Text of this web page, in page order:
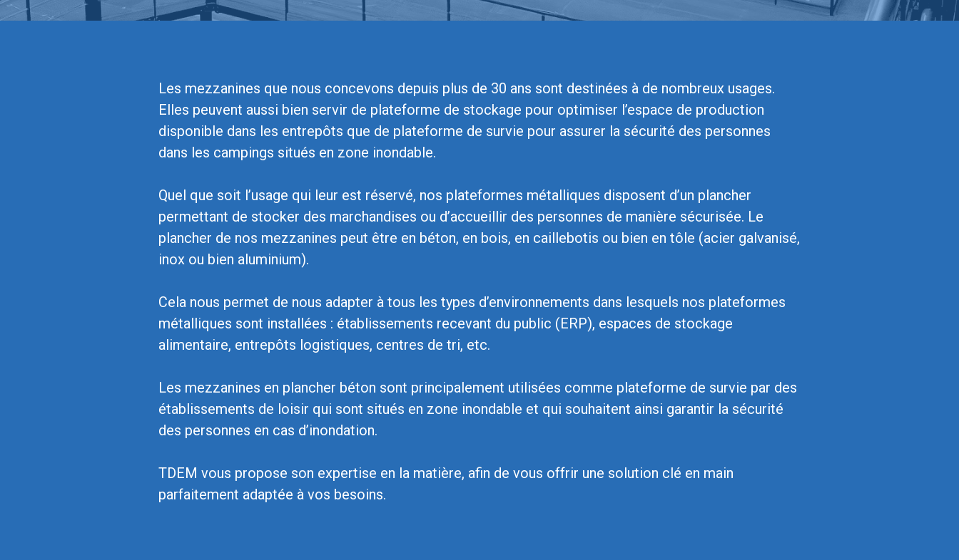
Les mezzanines que nous concevons depuis plus de 30 ans sont destinées à de nombreux usages.
Elles peuvent aussi bien servir de plateforme de stockage pour optimiser l’espace de production
disponible dans les entrepôts que de plateforme de survie pour assurer la sécurité des personnes
dans les campings situés en zone inondable.
Quel que soit l’usage qui leur est réservé, nos plateformes métalliques disposent d’un plancher
permettant de stocker des marchandises ou d’accueillir des personnes de manière sécurisée. Le
plancher de nos mezzanines peut être en béton, en bois, en caillebotis ou bien en tôle (acier galvanisé,
inox ou bien aluminium).
Cela nous permet de nous adapter à tous les types d’environnements dans lesquels nos plateformes
métalliques sont installées : établissements recevant du public (ERP), espaces de stockage
alimentaire, entrepôts logistiques, centres de tri, etc.
Les mezzanines en plancher béton sont principalement utilisées comme plateforme de survie par des
établissements de loisir qui sont situés en zone inondable et qui souhaitent ainsi garantir la sécurité
des personnes en cas d’inondation.
TDEM vous propose son expertise en la matière, afin de vous offrir une solution clé en main
parfaitement adaptée à vos besoins.